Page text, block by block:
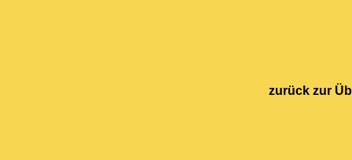
zurück zur